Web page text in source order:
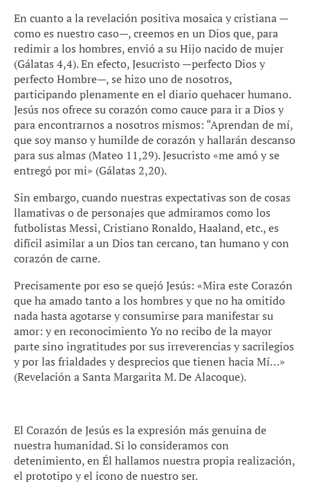
En cuanto a la revelación positiva mosaica y cristiana —
como es nuestro caso—, creemos en un Dios que, para
redimir a los hombres, envió a su Hijo nacido de mujer
(Gálatas 4,4). En efecto, Jesucristo —perfecto Dios y
perfecto Hombre—, se hizo uno de nosotros,
participando plenamente en el diario quehacer humano.
Jesús nos ofrece su corazón como cauce para ir a Dios y
para encontrarnos a nosotros mismos: “Aprendan de mí,
que soy manso y humilde de corazón y hallarán descanso
para sus almas (Mateo 11,29). Jesucristo «me amó y se
entregó por mi» (Gálatas 2,20).
Sin embargo, cuando nuestras expectativas son de cosas
llamativas o de personajes que admiramos como los
futbolistas Messi, Cristiano Ronaldo, Haaland, etc., es
difícil asimilar a un Dios tan cercano, tan humano y con
corazón de carne.
Precisamente por eso se quejó Jesús: «Mira este Corazón
que ha amado tanto a los hombres y que no ha omitido
nada hasta agotarse y consumirse para manifestar su
amor: y en reconocimiento Yo no recibo de la mayor
parte sino ingratitudes por sus irreverencias y sacrilegios
y por las frialdades y desprecios que tienen hacia Mí…»
(Revelación a Santa Margarita M. De Alacoque).
El Corazón de Jesús es la expresión más genuina de
nuestra humanidad. Si lo consideramos con
detenimiento, en Él hallamos nuestra propia realización,
el prototipo y el icono de nuestro ser.